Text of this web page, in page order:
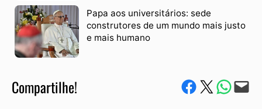
Papa aos universitários: sede
construtores de um mundo mais justo
e mais humano
Compartilhe! Compartilhe no Facebook
Compartilhe no Twitter
Compartile via
Envie via e-mail